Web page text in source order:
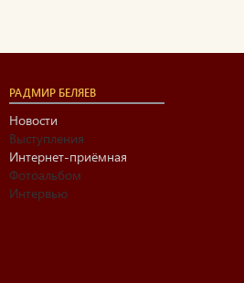
РАДМИР БЕЛЯЕВ
Новости
Выступления
Интернет-приёмная
Фотоальбом
Интервью